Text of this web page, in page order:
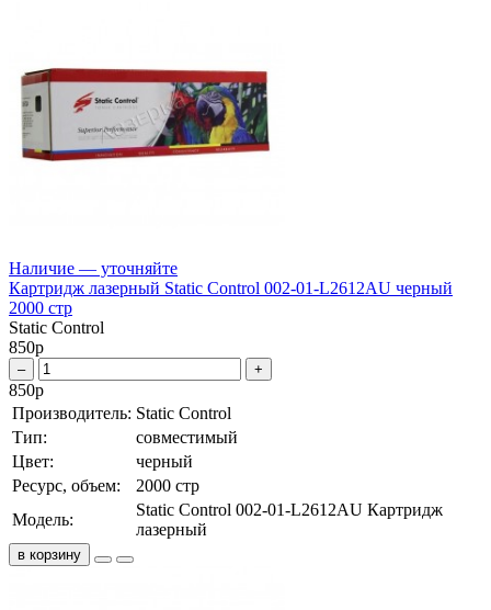
Наличие — уточняйте
Картридж лазерный Static Control 002-01-L2612AU черный
2000 стр
Static Control
850р
– +
850р
Производитель: Static Control
Тип:
совместимый
Цвет:
черный
Ресурс, объем:
2000 стр
Модель:
Static Control 002-01-L2612AU Картридж
лазерный
в корзину